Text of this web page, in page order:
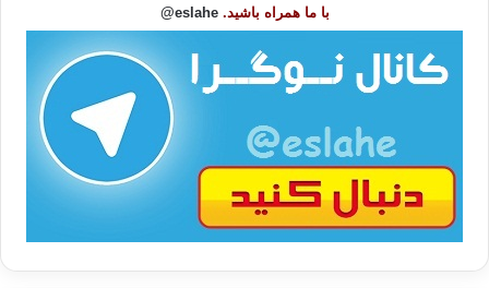
با ما همراه باشید. eslahe@